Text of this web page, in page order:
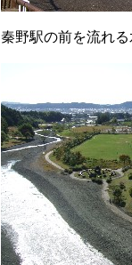
秦野駅の前を流れる